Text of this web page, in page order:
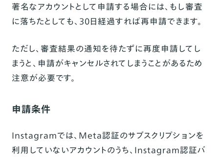
著名なアカウントとして申請する場合には、もし審査
に落ちたとしても、30日経過すれば再申請できます。
ただし、審査結果の通知を待たずに再度申請してし
まうと、申請がキャンセルされてしまうことがあるため
注意が必要です。
申請条件
Instagramでは、Meta認証のサブスクリプションを
利用していないアカウントのうち、Instagram認証バ